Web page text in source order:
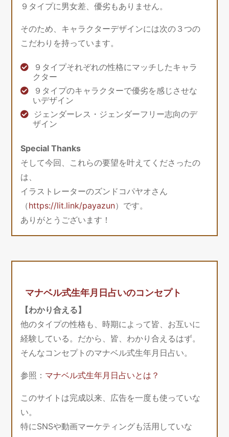
９タイプに男女差、優劣もありません。
そのため、キャラクターデザインには次の３つの
こだわりを持っています。
９タイプそれぞれの性格にマッチしたキャラ
クター
９タイプのキャラクターで優劣を感じさせな
いデザイン
ジェンダーレス・ジェンダーフリー志向のデ
ザイン
Special Thanks
そして今回、これらの要望を叶えてくださったの
は、
イラストレーターのズンドコパヤオさん
（https://lit.link/payazun）です。
ありがとうございます！
マナベル式生年月日占いのコンセプト
【わかり合える】
他のタイプの性格も、時期によって皆、お互いに
経験している。だから、皆、わかり合えるはず。
そんなコンセプトのマナベル式生年月日占い。
参照： マナベル式生年月日占いとは？
このサイトは完成以来、広告を一度も使っていな
い。
特にSNSや動画マーケティングも活用していな